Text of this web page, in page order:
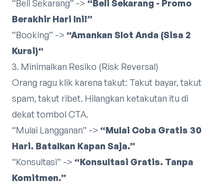
“Beli Sekarang” -> “Beli Sekarang - Promo
Berakhir Hari Ini!”
“Booking” -> “Amankan Slot Anda (Sisa 2
Kursi)“
3. Minimalkan Resiko (Risk Reversal)
Orang ragu klik karena takut: Takut bayar, takut
spam, takut ribet. Hilangkan ketakutan itu di
dekat tombol CTA.
“Mulai Langganan” -> “Mulai Coba Gratis 30
Hari. Batalkan Kapan Saja.”
“Konsultasi” -> “Konsultasi Gratis. Tanpa
Komitmen.”